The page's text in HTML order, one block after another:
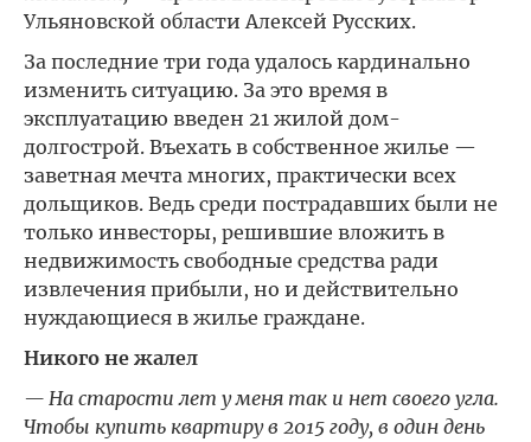
Ульяновской области Алексей Русских.
За последние три года удалось кардинально
изменить ситуацию. За это время в
эксплуатацию введен 21 жилой дом-
долгострой. Въехать в собственное жилье —
заветная мечта многих, практически всех
дольщиков. Ведь среди пострадавших были не
только инвесторы, решившие вложить в
недвижимость свободные средства ради
извлечения прибыли, но и действительно
нуждающиеся в жилье граждане.
Никого не жалел
— На старости лет у меня так и нет своего угла.
Чтобы купить квартиру в 2015 году, в один день